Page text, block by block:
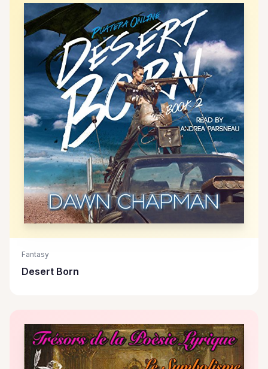
Fantasy
Desert Born